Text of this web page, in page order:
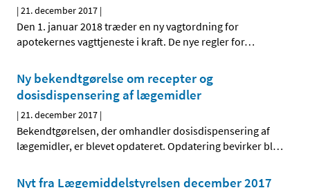
|21. december 2017 |
Den 1. januar 2018 træder en ny vagtordning for
apotekernes vagttjeneste i kraft. De nye regler for…
Ny bekendtgørelse om recepter og
dosisdispensering af lægemidler
|21. december 2017 |
Bekendtgørelsen, der omhandler dosisdispensering af
lægemidler, er blevet opdateret. Opdatering bevirker bl…
Nyt fra Lægemiddelstyrelsen december 2017